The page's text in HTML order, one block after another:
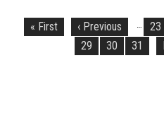
« First ‹ Previous … 23
29
30 31